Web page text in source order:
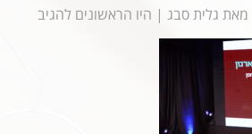
מאת גלית סבג | היו הראשונים להגיב